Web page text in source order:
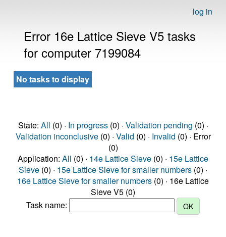
log in
Error 16e Lattice Sieve V5 tasks
for computer 7199084
No tasks to display
State: All (0) · In progress(0) · Validation pending (0) ·
Validation inconclusive(0) · Valid (0) · Invalid (0) · Error
(0)
Application: All (0) · 14e Lattice Sieve (0) · 15e Lattice
Sieve (0) · 15e Lattice Sieve for smaller numbers (0) ·
16e Lattice Sieve for smaller numbers (0) · 16e Lattice
Sieve V5 (0)
Task name: